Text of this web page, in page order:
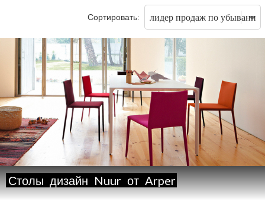
Сортировать:
Столы дизайн Nuur от Arper